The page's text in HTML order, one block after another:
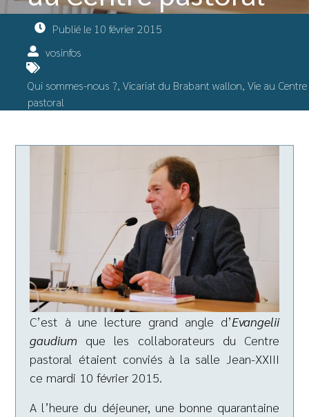
Publié le 10 février 2015
vosinfos
Qui sommes-nous ?, Vicariat du Brabant wallon, Vie au Centre
pastoral
C’est à une lecture grand angle d’Evangelii
gaudium que les collaborateurs du Centre
pastoral étaient conviés à la salle Jean-XXIII
ce mardi 10 février 2015.
A l’heure du déjeuner, une bonne quarantaine